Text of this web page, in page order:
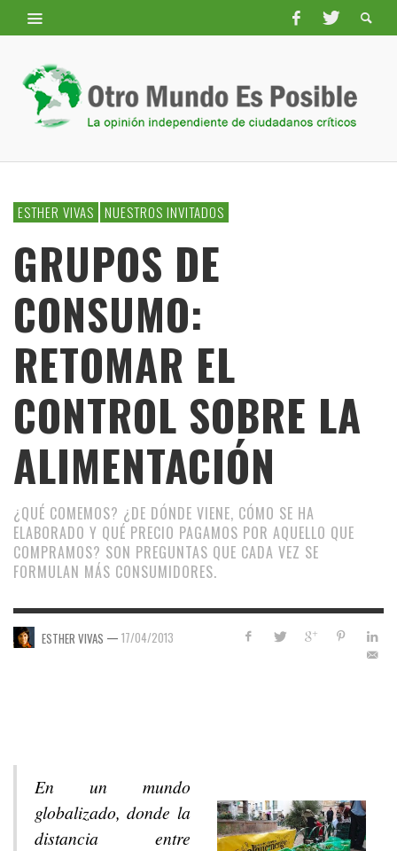
ESTHER VIVAS NUESTROS INVITADOS
GRUPOS DE
CONSUMO:
RETOMAR EL
CONTROL SOBRE LA
ALIMENTACIÓN
¿QUÉ COMEMOS? ¿DE DÓNDE VIENE, CÓMO SE HA
ELABORADO Y QUÉ PRECIO PAGAMOS POR AQUELLO QUE
COMPRAMOS? SON PREGUNTAS QUE CADA VEZ SE
FORMULAN MÁS CONSUMIDORES.
ESTHER VIVAS — 17/04/2013
En un mundo
globalizado, donde la
distancia entre